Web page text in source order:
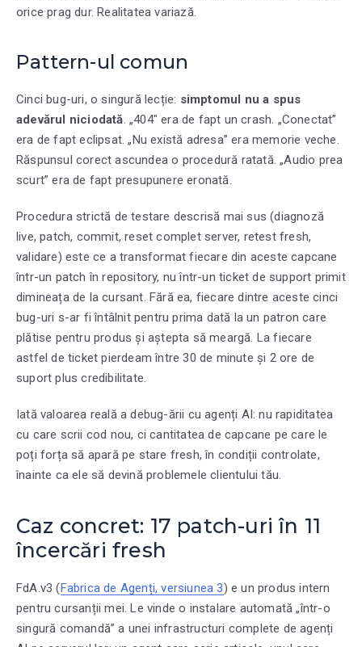
orice prag dur. Realitatea variază.
Pattern-ul comun
Cinci bug-uri, o singură lecție: simptomul nu a spus
adevărul niciodată. „404″ era de fapt un crash. „Conectat”
era de fapt eclipsat. „Nu există adresa” era memorie veche.
Răspunsul corect ascundea o procedură ratată. „Audio prea
scurt” era de fapt presupunere eronată.
Procedura strictă de testare descrisă mai sus (diagnoză
live, patch, commit, reset complet server, retest fresh,
validare) este ce a transformat fiecare din aceste capcane
într-un patch în repository, nu într-un ticket de support primit
dimineața de la cursant. Fără ea, fiecare dintre aceste cinci
bug-uri s-ar fi întâlnit pentru prima dată la un patron care
plătise pentru produs și aștepta să meargă. La fiecare
astfel de ticket pierdeam între 30 de minute și 2 ore de
suport plus credibilitate.
Iată valoarea reală a debug-ării cu agenți AI: nu rapiditatea
cu care scrii cod nou, ci cantitatea de capcane pe care le
poți forța să apară pe stare fresh, în condiții controlate,
înainte ca ele să devină problemele clientului tău.
Caz concret: 17 patch-uri în 11
încercări fresh
FdA.v3 (Fabrica de Agenți, versiunea 3) e un produs intern
pentru cursanții mei. Le vinde o instalare automată „într-o
singură comandă” a unei infrastructuri complete de agenți